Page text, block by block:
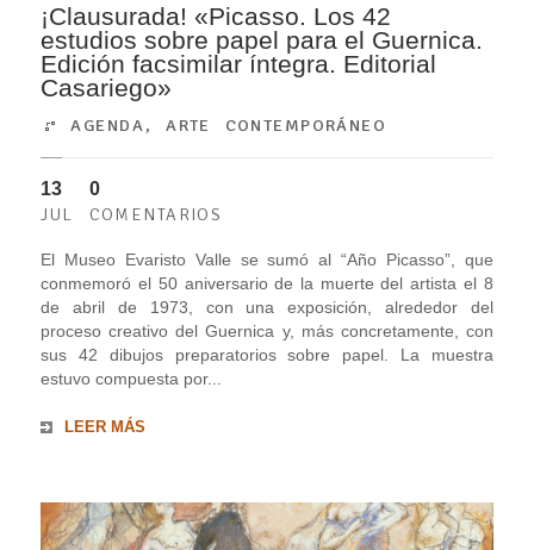
¡Clausurada! «Picasso. Los 42
estudios sobre papel para el Guernica.
Edición facsimilar íntegra. Editorial
Casariego»
AGENDA,ARTE CONTEMPORÁNEO
13
JUL
0
COMENTARIOS
El Museo Evaristo Valle se sumó al “Año Picasso”, que
conmemoró el 50 aniversario de la muerte del artista el 8
de abril de 1973, con una exposición, alrededor del
proceso creativo del Guernica y, más concretamente, con
sus 42 dibujos preparatorios sobre papel. La muestra
estuvo compuesta por...
LEER MÁS